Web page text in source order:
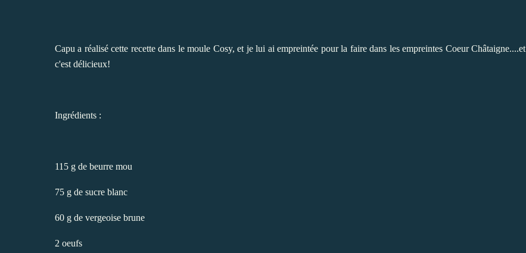
Capu a réalisé cette recette dans le moule Cosy, et je lui ai empreintée pour la faire dans les empreintes Coeur Châtaigne....et
c'est délicieux!
Ingrédients :
115 g de beurre mou
75 g de sucre blanc
60 g de vergeoise brune
2 oeufs